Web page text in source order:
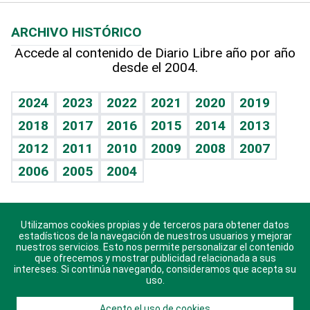
Hablando con el pediatra
Vida y familia
Eñe
Celebrando la vida
Sin complejos
En pocas palabras
Escuchando al corazón
Economía Personal
Línea de hit
TBT Deportivo
Más firmas
Hecho en casa
Guía del dinero
Cumpleaños
Horóscopos
Crucigramas
ARCHIVO HISTÓRICO
Accede al contenido de Diario Libre año por año
desde el 2004.
2024 2023 2022 2021 2020
2019
2018
2017 2016 2015 2014
2013
2012
2011 2010 2009 2008
2007
2006
2005 2004
Descarga nuestras aplicaciones para Android, iOS y
sistema Huawei.
Utilizamos cookies propias y de terceros para obtener datos
estadísticos de la navegación de nuestros usuarios y mejorar
nuestros servicios. Esto nos permite personalizar el contenido
que ofrecemos y mostrar publicidad relacionada a sus
intereses. Si continúa navegando, consideramos que acepta su
uso.